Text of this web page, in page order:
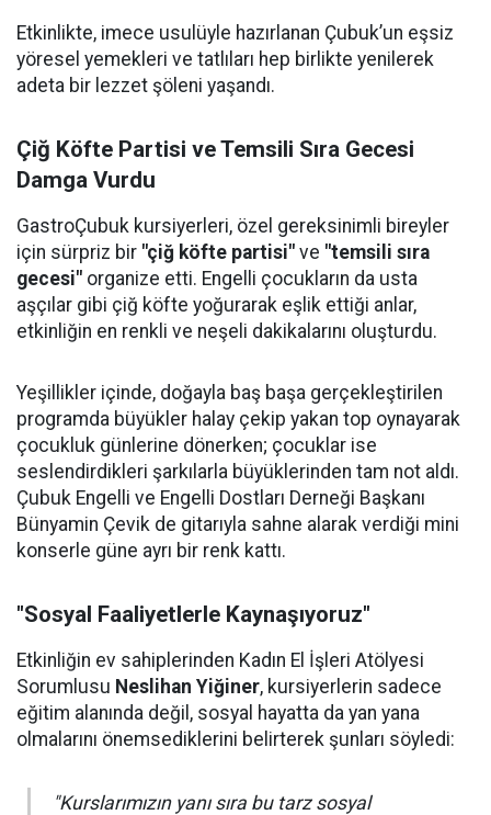
Etkinlikte, imece usulüyle hazırlanan Çubuk’un eşsiz
yöresel yemekleri ve tatlıları hep birlikte yenilerek
adeta bir lezzet şöleni yaşandı.
Çiğ Köfte Partisi ve Temsili Sıra Gecesi
Damga Vurdu
GastroÇubuk kursiyerleri, özel gereksinimli bireyler
için sürpriz bir "çiğ köfte partisi" ve "temsili sıra
gecesi" organize etti. Engelli çocukların da usta
aşçılar gibi çiğ köfte yoğurarak eşlik ettiği anlar,
etkinliğin en renkli ve neşeli dakikalarını oluşturdu.
Yeşillikler içinde, doğayla baş başa gerçekleştirilen
programda büyükler halay çekip yakan top oynayarak
çocukluk günlerine dönerken; çocuklar ise
seslendirdikleri şarkılarla büyüklerinden tam not aldı.
Çubuk Engelli ve Engelli Dostları Derneği Başkanı
Bünyamin Çevik de gitarıyla sahne alarak verdiği mini
konserle güne ayrı bir renk kattı.
"Sosyal Faaliyetlerle Kaynaşıyoruz"
Etkinliğin ev sahiplerinden Kadın El İşleri Atölyesi
Sorumlusu Neslihan Yiğiner, kursiyerlerin sadece
eğitim alanında değil, sosyal hayatta da yan yana
olmalarını önemsediklerini belirterek şunları söyledi:
"Kurslarımızın yanı sıra bu tarz sosyal